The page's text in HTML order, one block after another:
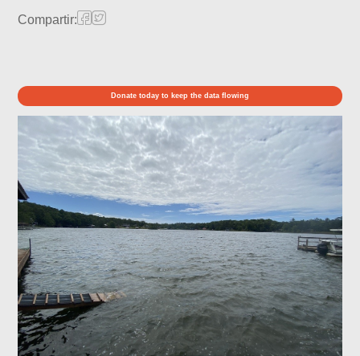
Compartir:
Donate today to keep the data flowing